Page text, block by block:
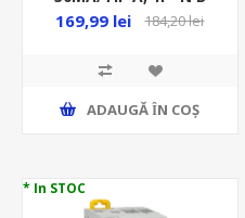
10A, 6KA, RCBO, KZS-
169,99 lei 184,20 lei
ADAUGĂ ȊN COŞ
* In STOC